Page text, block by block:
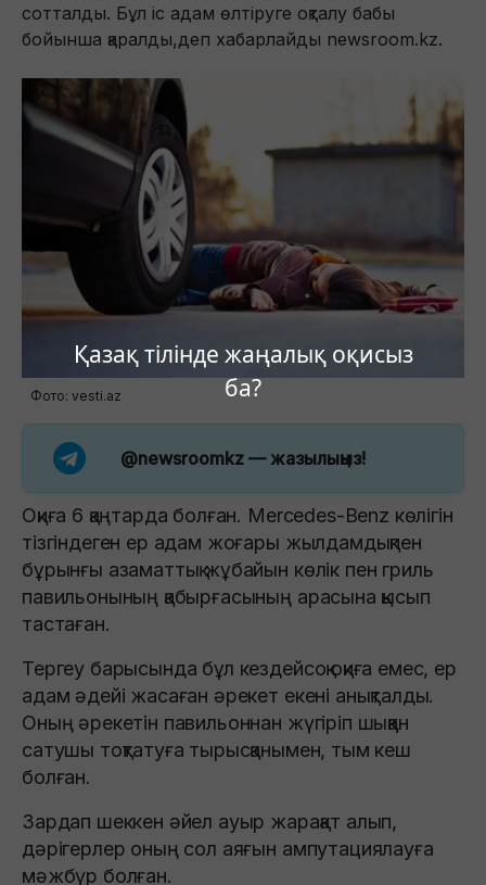
Қазақ тілінде жаңалық оқисыз
ба?
сотталды. Бұл іс адам өлтіруге оқталу бабы
бойынша қаралды,деп хабарлайды newsroom.kz.
Фото: vesti.az
@newsroomkz — жазылыңыз!
Оқиға 6 қаңтарда болған. Mercedes-Benz көлігін
тізгіндеген ер адам жоғары жылдамдықпен
бұрынғы азаматтық жұбайын көлік пен гриль
павильонының қабырғасының арасына қысып
тастаған.
Тергеу барысында бұл кездейсоқ оқиға емес, ер
адам әдейі жасаған әрекет екені анықталды.
Оның әрекетін павильоннан жүгіріп шыққан
сатушы тоқтатуға тырысқанымен, тым кеш
болған.
Зардап шеккен әйел ауыр жарақат алып,
дәрігерлер оның сол аяғын ампутациялауға
мәжбүр болған.